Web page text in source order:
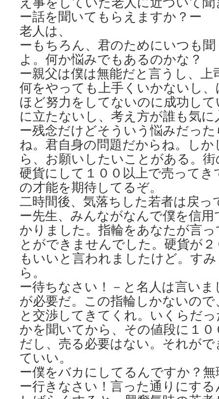
ー話を聞いてもらえますか？ー
老人は、
ーもちろん、君のためにいつも
よ。何か悩みでもあるのかな？
ー親父は僕は無能だと言うし、
何をやっても上手くいかないし
ほど努力をしてないのに成功し
に立たないし、考え方が誰も気
ー残念だけどそういう悩みだっ
ね。君自身の問題だからね。し
ら、お願いしたいことがある。
硬貨にして１００以上で売って
の才能を期待してるぞ。
二時間後、気落ちした若者は戻っ
ー先生、みんながなんで僕を信
かりました。指輪をあなたが言
とができませんでした。硬貨が
もいいと言われましたけど。す
ら。
ー待ちなさい！－と名人は言い
が必要だ。この指輪しかないの
と交渉してきてくれ。いくらだ
かを聞いてから、その値段に１
だし、売る必要はない。それが
ていい。
ー僕をバカにしてるんですか？
ー行きなさい！言った通りにす